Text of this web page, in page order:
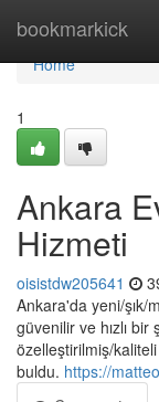
bookmarkick
Home
Home
1
Ankara
Hizmeti
oisistdw205641
Ankara'da yeni/şık/
güvenilir ve hızlı
özelleştirilmiş/kaliteli
buldu. https://